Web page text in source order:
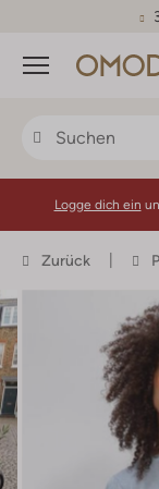
Menü
Logge dich ein
Zurück